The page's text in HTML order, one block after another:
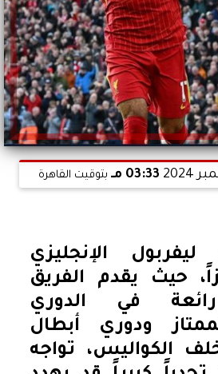
03:33 مـ بتوقيت القاهرة
الإنجليزي
حيث يقدم الفريق
في الدوري
ودوري أبطال
الكواليس، تواجه